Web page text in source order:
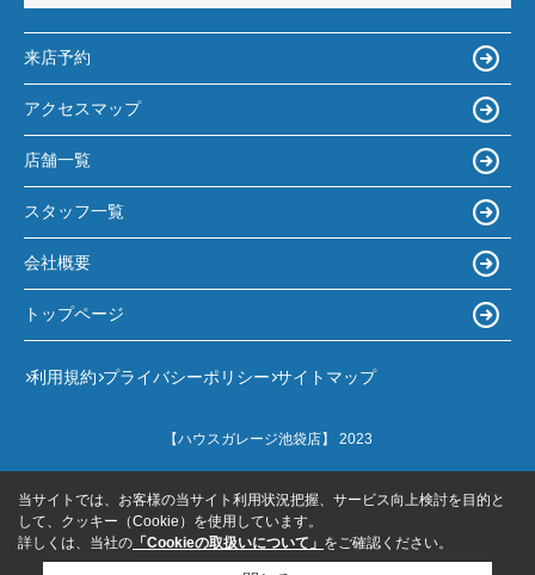
来店予約
アクセスマップ
店舗一覧
スタッフ一覧
会社概要
トップページ
利用規約 プライバシーポリシー サイトマップ
【ハウスガレージ池袋店】 2023
当サイトでは、お客様の当サイト利用状況把握、サービス向上検討を目的と
して、クッキー（Cookie）を使用しています。
詳しくは、当社の 「Cookieの取扱いについて」 をご確認ください。